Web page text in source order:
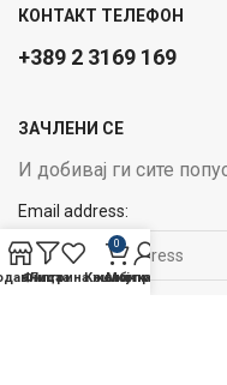
КОНТАКТ ТЕЛЕФОН
+389 2 3169 169
ЗАЧЛЕНИ СЕ
И добивај ги сите
Email address:
Филтри
Листа на желби
0
Кошничка
Мој профил